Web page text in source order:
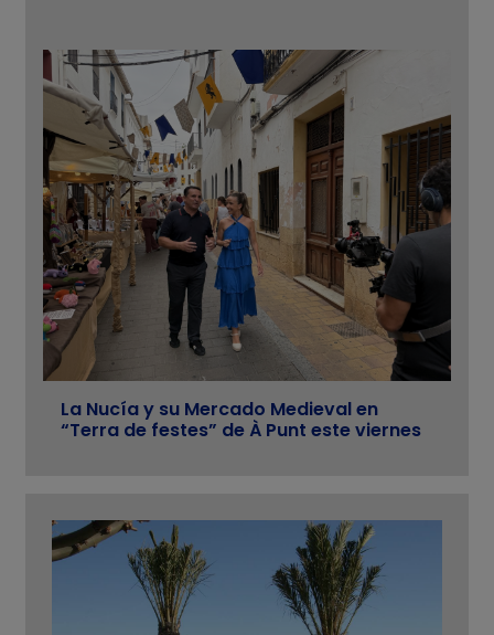
La Nucía y su Mercado Medieval en
“Terra de festes” de À Punt este viernes